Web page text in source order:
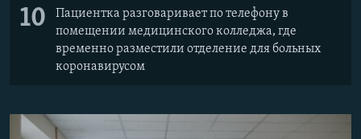
10
Пациентка разговаривает по телефону в
помещении медицинского колледжа, где
временно разместили отделение для больных
коронавирусом